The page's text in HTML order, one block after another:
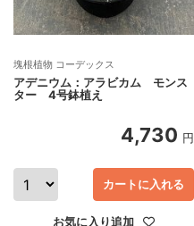
塊根植物 コーデックス
アデニウム：アラビカム モンス
ター 4号鉢植え
4,730 円
カートに入れる
お気に入り追加